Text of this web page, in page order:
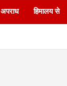
अपराध हिमालय से